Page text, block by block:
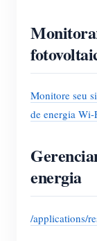
Monitore seu
de energia
energia
/applications/